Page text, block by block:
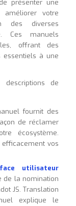
présenter une
votre
des diverses
Ces manuels
offrant des
essentiels à une
descriptions de
fournit des
de réclamer
écosystème.
vos
utilisateur
de la nomination
JS. Translation
explique le